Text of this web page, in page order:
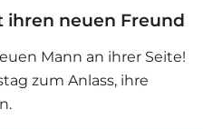
ihren neuen Freund
Mann an ihrer Seite!
zum Anlass, ihre